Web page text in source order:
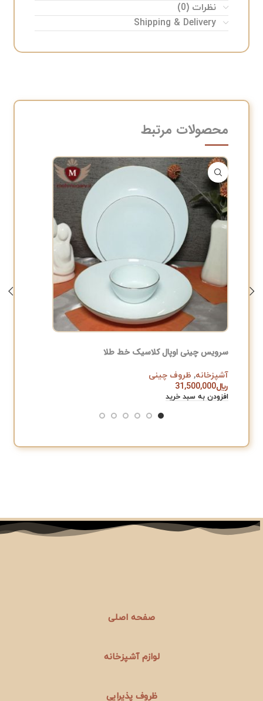
نظرات (0)
Shipping & Delivery
محصولات مرتبط
سرویس چینی اوپال کلاسیک خط طلا
آشپزخانه, ظروف چینی
﷼31,500,000
افزودن به سبد خرید
صفحه اصلی
لوازم آشپزخانه
ظروف پذیرایی